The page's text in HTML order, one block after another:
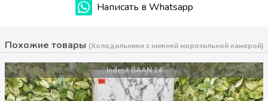
Написать в Whatsapp
Похожие товары (Холодильники с нижней морозильной камерой)
Indesit BAAN 14